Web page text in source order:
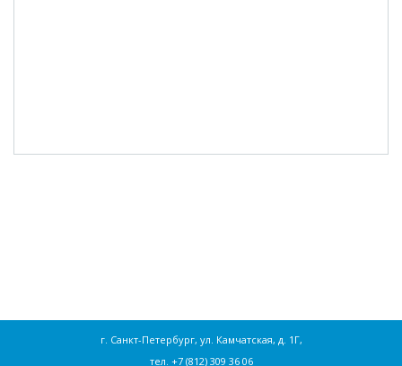
г. Санкт-Петербург, ул. Камчатская, д. 1Г,
тел. +7 (812) 309 36 06